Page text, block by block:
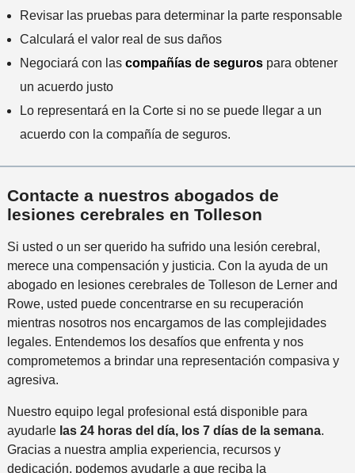
Revisar las pruebas para determinar la parte responsable
Calculará el valor real de sus daños
Negociará con las compañías de segurospara obtener
un acuerdo justo
Lo representará en la Corte si no se puede llegar a un
acuerdo con la compañía de seguros.
Contacte a nuestros abogados de
lesiones cerebrales en Tolleson
Si usted o un ser querido ha sufrido una lesión cerebral,
merece una compensación y justicia. Con la ayuda de un
abogado en lesiones cerebrales de Tolleson de Lerner and
Rowe, usted puede concentrarse en su recuperación
mientras nosotros nos encargamos de las complejidades
legales. Entendemos los desafíos que enfrenta y nos
comprometemos a brindar una representación compasiva y
agresiva.
Nuestro equipo legal profesional está disponible para
ayudarlelas 24 horas del día, los 7 días de la semana.
Gracias a nuestra amplia experiencia, recursos y
dedicación, podemos ayudarle a que reciba la